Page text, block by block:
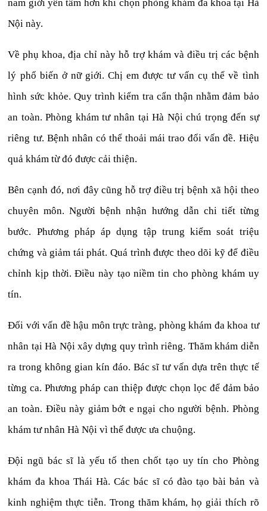
nam giới yên tâm hơn khi chọn phòng khám đa khoa tại Hà
Nội này.
Về phụ khoa, địa chỉ này hỗ trợ khám và điều trị các bệnh
lý phổ biến ở nữ giới. Chị em được tư vấn cụ thể về tình
hình sức khỏe. Quy trình kiểm tra cẩn thận nhằm đảm bảo
an toàn. Phòng khám tư nhân tại Hà Nội chú trọng đến sự
riêng tư. Bệnh nhân có thể thoải mái trao đổi vấn đề. Hiệu
quả khám từ đó được cải thiện.
Bên cạnh đó, nơi đây cũng hỗ trợ điều trị bệnh xã hội theo
chuyên môn. Người bệnh nhận hướng dẫn chi tiết từng
bước. Phương pháp áp dụng tập trung kiểm soát triệu
chứng và giảm tái phát. Quá trình được theo dõi kỹ để điều
chỉnh kịp thời. Điều này tạo niềm tin cho phòng khám uy
tín.
Đối với vấn đề hậu môn trực tràng, phòng khám đa khoa tư
nhân tại Hà Nội xây dựng quy trình riêng. Thăm khám diễn
ra trong không gian kín đáo. Bác sĩ tư vấn dựa trên thực tế
từng ca. Phương pháp can thiệp được chọn lọc để đảm bảo
an toàn. Điều này giảm bớt e ngại cho người bệnh. Phòng
khám tư nhân Hà Nội vì thế được ưa chuộng.
Đội ngũ bác sĩ là yếu tố then chốt tạo uy tín cho Phòng
khám đa khoa Thái Hà. Các bác sĩ có đào tạo bài bản và
kinh nghiệm thực tiễn. Trong thăm khám, họ giải thích rõ